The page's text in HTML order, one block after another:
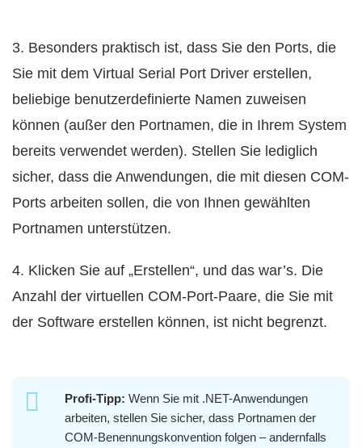
3. Besonders praktisch ist, dass Sie den Ports, die
Sie mit dem Virtual Serial Port Driver erstellen,
beliebige benutzerdefinierte Namen zuweisen
können (außer den Portnamen, die in Ihrem System
bereits verwendet werden). Stellen Sie lediglich
sicher, dass die Anwendungen, die mit diesen COM-
Ports arbeiten sollen, die von Ihnen gewählten
Portnamen unterstützen.
4. Klicken Sie auf „Erstellen“, und das war’s. Die
Anzahl der virtuellen COM-Port-Paare, die Sie mit
der Software erstellen können, ist nicht begrenzt.
Profi-Tipp: Wenn Sie mit .NET-Anwendungen
arbeiten, stellen Sie sicher, dass Portnamen der
COM-Benennungskonvention folgen – andernfalls